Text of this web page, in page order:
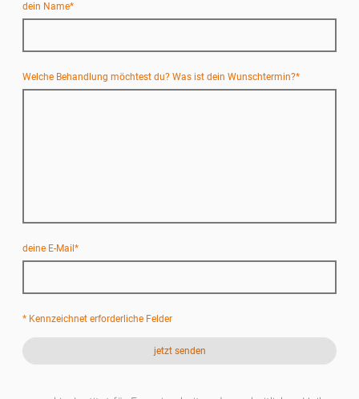
dein Name*
Welche Behandlung möchtest du? Was ist dein Wunschtermin?*
deine E-Mail *
* Kennzeichnet erforderliche Felder
jetzt senden